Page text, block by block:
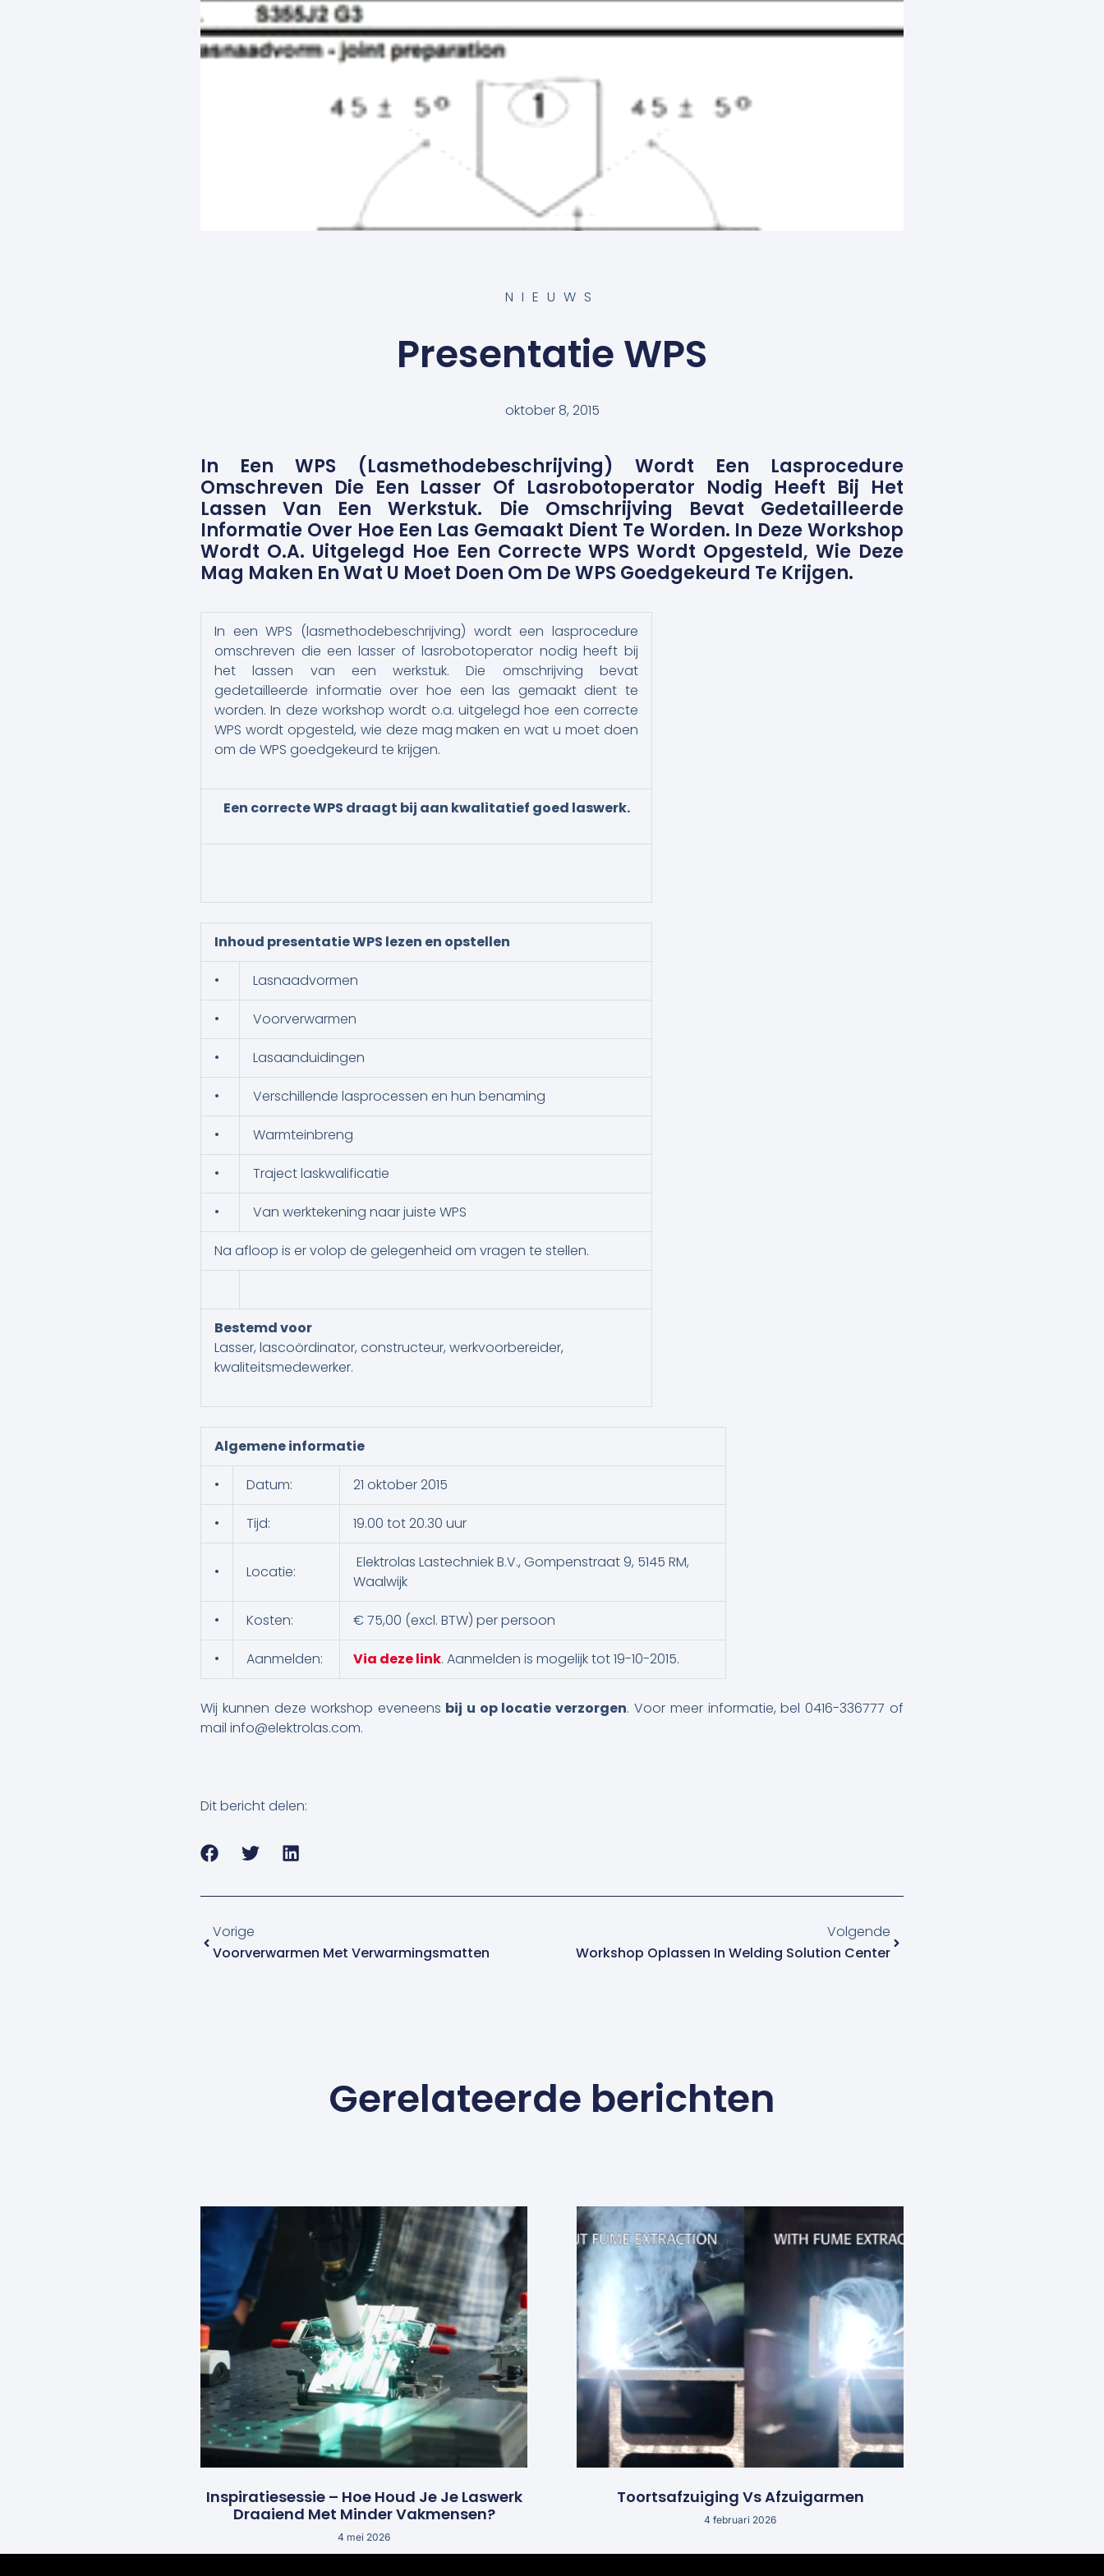
NIEUWS
Presentatie WPS
oktober 8, 2015
In Een WPS (lasmethodebeschrijving) Wordt Een Lasprocedure
Omschreven Die Een Lasser Of Lasrobotoperator Nodig Heeft Bij Het
Lassen Van Een Werkstuk. Die Omschrijving Bevat Gedetailleerde
Informatie Over Hoe Een Las Gemaakt Dient Te Worden. In Deze Workshop
Wordt O.a. Uitgelegd Hoe Een Correcte WPS Wordt Opgesteld, Wie Deze
Mag Maken En Wat U Moet Doen Om De WPS Goedgekeurd Te Krijgen.
In een WPS (lasmethodebeschrijving) wordt een lasprocedure
omschreven die een lasser of lasrobotoperator nodig heeft bij
het lassen van een werkstuk. Die omschrijving bevat
gedetailleerde informatie over hoe een las gemaakt dient te
worden. In deze workshop wordt o.a. uitgelegd hoe een correcte
WPS wordt opgesteld, wie deze mag maken en wat u moet doen
om de WPS goedgekeurd te krijgen.
Een correcte WPS draagt bij aan kwalitatief goed laswerk.
Inhoud presentatie WPS lezen en opstellen
• Lasnaadvormen
• Voorverwarmen
• Lasaanduidingen
• Verschillende lasprocessen en hun benaming
• Warmteinbreng
• Traject laskwalificatie
• Van werktekening naar juiste WPS
Na afloop is er volop de gelegenheid om vragen te stellen.
Bestemd voor
Lasser, lascoördinator, constructeur, werkvoorbereider,
kwaliteitsmedewerker.
Algemene informatie
• Datum: 21 oktober 2015
• Tijd: 19.00 tot 20.30 uur
• Locatie:
Elektrolas Lastechniek B.V., Gompenstraat 9, 5145 RM,
Waalwijk
• Kosten: € 75,00 (excl. BTW) per persoon
• Aanmelden: Via deze link. Aanmelden is mogelijk tot 19-10-2015.
Wij kunnen deze workshop eveneens bij u op locatie verzorgen. Voor meer informatie, bel 0416-336777 of
mail info@elektrolas.com.
Dit bericht delen:
Vorige
Voorverwarmen Met Verwarmingsmatten
Volgende
Workshop Oplassen In Welding Solution Center
Gerelateerde berichten
Inspiratiesessie – Hoe Houd Je Je Laswerk
Draaiend Met Minder Vakmensen?
4 mei 2026
Toortsafzuiging Vs Afzuigarmen
4 februari 2026